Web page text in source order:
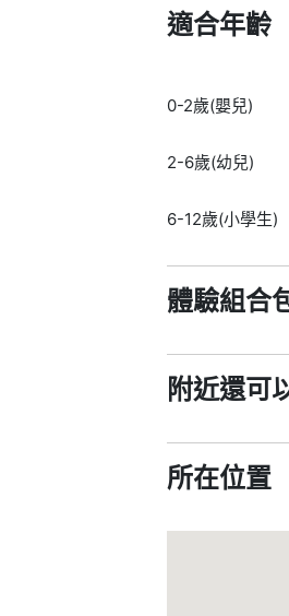
適合年齡
0-2歲(嬰兒)
2-6歲(幼兒)
6-12歲(小學生)
體驗組合
附近還可
所在位置